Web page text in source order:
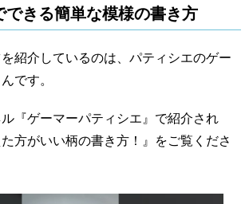
できる簡単な模様の書き方
紹介しているのは、パティシエのゲー
です。
『ゲーマーパティシエ』で紹介され
方がいい柄の書き方！』をご覧くださ